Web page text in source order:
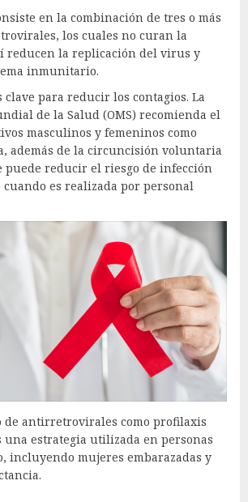
en la combinación de tres o más
los cuales no curan la
reducen la replicación del virus y
inmunitario.
clave para reducir los contagios. La
de la Salud (OMS) recomienda el
masculinos y femeninos como
además de la circuncisión voluntaria
puede reducir el riesgo de infección
cuando es realizada por personal
de antirretrovirales como profilaxis
una estrategia utilizada en personas
incluyendo mujeres embarazadas y